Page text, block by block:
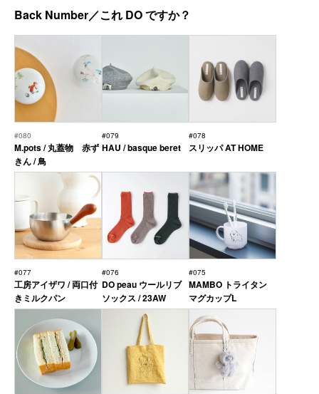
Back Number／これ DO ですか？
#080
M.pots / 丸蓋物 赤ず
きん / 鳥
#079
HAU / basque beret
#078
スリッパ AT HOME
#077
工房アイザワ / 両口付
きミルクパン
#076
DO peau ウールリブ
ソックス / 23AW
#075
MAMBO トライタン
マグカップL